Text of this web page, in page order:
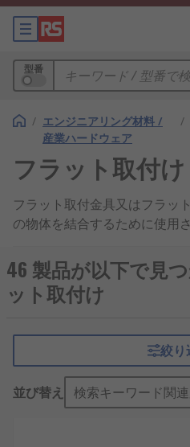
型番
/ エンジニアリング材料 /
産業ハードウェア
/
フラット取付け
フラット取付金具又はフラッ
の物体を結合するために使用
す。通常、建設作業でさまざ
強化又は保持するために使用
フラット取付金具を使用する
の木材を組み合わせることが
とコンクリートや各種タイプ
こともできます。屋根のトラ
46 製品が以下で見
ット取付け
絞り
並び替え 検索キーワード関